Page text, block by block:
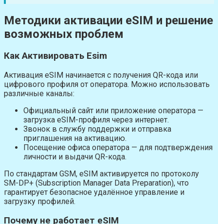
Методики активации eSIM и решение
возможных проблем
Как Активировать Esim
Активация eSIM начинается с получения QR-кода или
цифрового профиля от оператора. Можно использовать
различные каналы:
Официальный сайт или приложение оператора —
загрузка eSIM-профиля через интернет.
Звонок в службу поддержки и отправка
приглашения на активацию.
Посещение офиса оператора — для подтверждения
личности и выдачи QR-кода.
По стандартам GSM, eSIM активируется по протоколу
SM-DP+ (Subscription Manager Data Preparation), что
гарантирует безопасное удалённое управление и
загрузку профилей.
Почему не работает eSIM